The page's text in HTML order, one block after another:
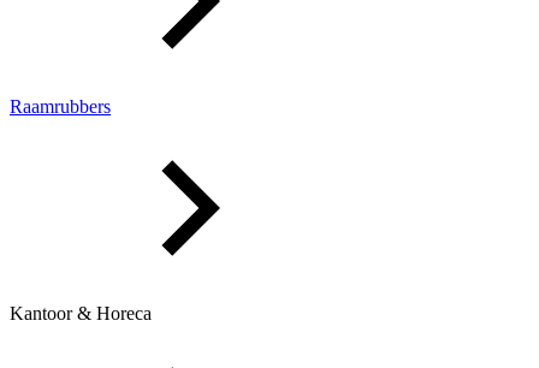
Raamrubbers
Kantoor & Horeca